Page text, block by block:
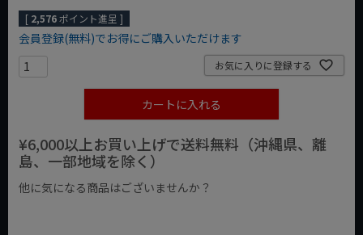
[ 2,576ポイント進呈 ]
会員登録(無料)でお得にご購入いただけます
お気に入りに登録する
カートに入れる
¥6,000以上お買い上げで送料無料（沖縄県、離
島、一部地域を除く）
他に気になる商品はございませんか？